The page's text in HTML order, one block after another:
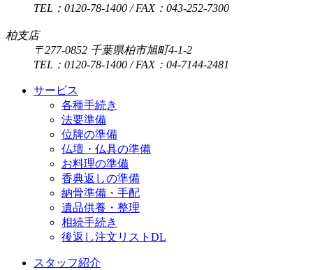
TEL：0120-78-1400 / FAX：043-252-7300
柏支店
〒277-0852 千葉県柏市旭町4-1-2
TEL：0120-78-1400 / FAX：04-7144-2481
サービス
各種手続き
法要準備
位牌の準備
仏壇・仏具の準備
お料理の準備
香典返しの準備
納骨準備・手配
遺品供養・整理
相続手続き
後返し注文リストDL
スタッフ紹介